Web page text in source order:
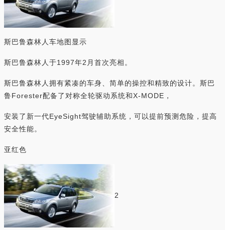
斯巴鲁森林人车地图显示
斯巴鲁森林人于1997年2月首次亮相。
斯巴鲁森林人拥有紧凑的车身、简单的操控和精致的设计。斯巴
鲁Forester配备了对称全轮驱动系统和X-MODE，
安装了新一代EyeSight驾驶辅助系统，可以提前预测危险，提高
安全性能。
亚红色
2